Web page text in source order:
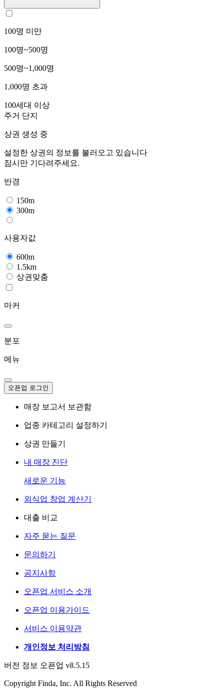
100명 미만
100명~500명
500명~1,000명
1,000명 초과
100세대 이상
주거 단지
상권 생성 중
설정한 상권의 정보를 불러오고 있습니다
잠시만 기다려주세요.
반경
150m
300m
사용자값
600m
1.5km
상권맞춤
마커
분포
메뉴
오픈업 로그인
매장 보고서 보관함
업종 카테고리 설정하기
상권 만들기
내 매장 진단
새로운 기능
외식업 창업 계산기
대출 비교
자주 묻는 질문
문의하기
공지사항
오픈업 서비스 소개
오픈업 이용가이드
서비스 이용약관
개인정보 처리방침
버전 정보 오픈업 v8.5.15
Copyright Finda, Inc. All Rights Reserved